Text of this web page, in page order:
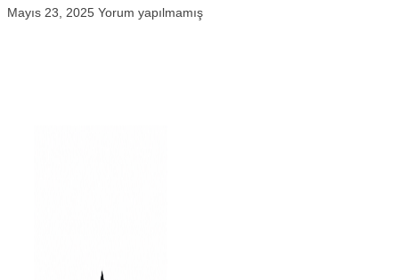
Mayıs 23, 2025 Yorum yapılmamış